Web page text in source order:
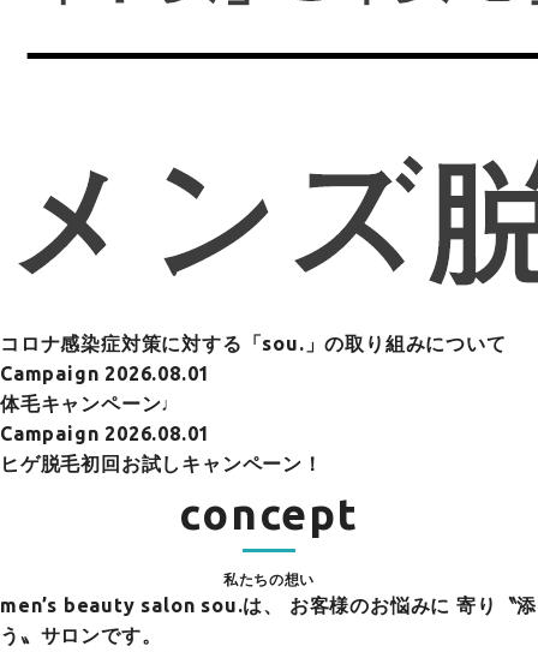
コロナ感染症対策に対する「sou.」の取り組みについて
Campaign 2026.08.01
体毛キャンペーン♩
Campaign 2026.08.01
ヒゲ脱毛初回お試しキャンペーン！
concept
私たちの想い
men’s beauty salon sou.は、
お客様のお悩みに 寄り〝添
う〟サロンです。